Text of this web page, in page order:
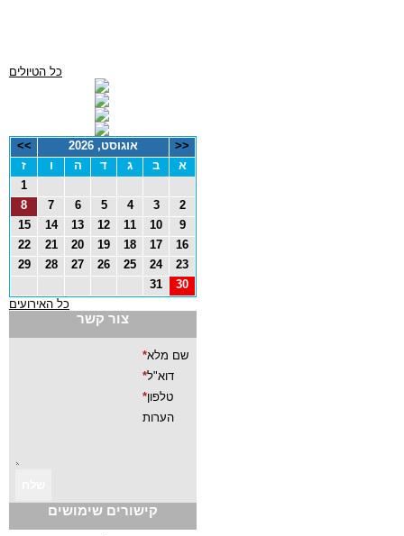
כל הטיולים
<< אוגוסט, 2026
>>
א
ב ג ד ה ו
ז
1
2
3
4
5
6
7
8
9
10
11
12
13
14
15
16
17
18
19
20
21
22
23
24
25
26
27
28
29
30
31
כל האירועים
צור קשר
קישורים שימושים